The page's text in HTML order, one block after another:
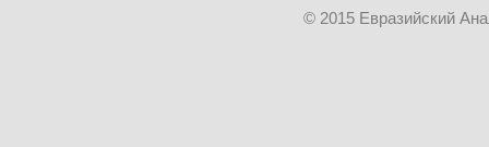
© 2015 Евразийский